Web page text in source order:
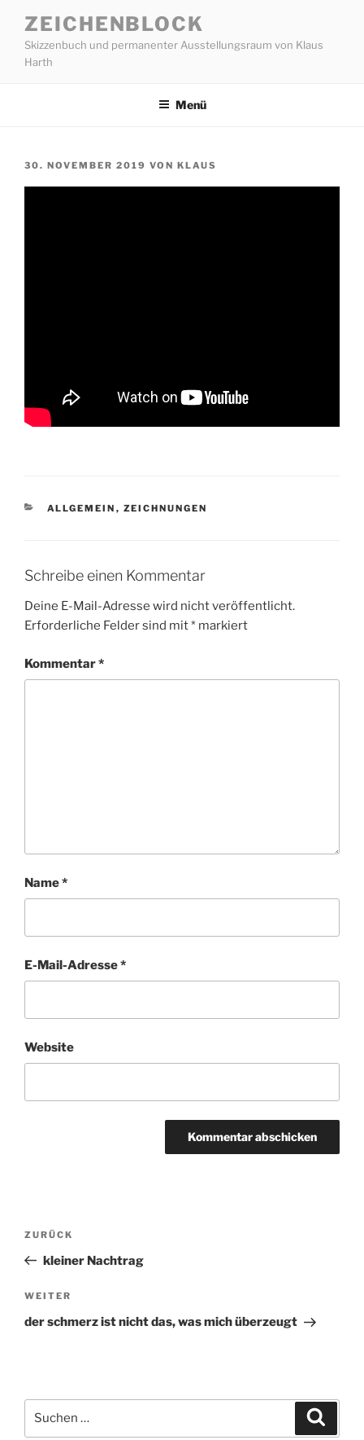
Inhalt
springen
ZEICHENBLOCK
Skizzenbuch und permanenter Ausstellungsraum von Klaus
Harth
Menü
VERÖFFENTLICHT
30. NOVEMBER 2019 VON KLAUS
KATEGORIEN
ALLGEMEIN , ZEICHNUNGEN
Schreibe einen Kommentar
Deine E-Mail-Adresse wird nicht veröffentlicht.
Erforderliche Felder sind mit* markiert
Kommentar*
Name*
E-Mail-Adresse*
Website
Beitragsnavigation
Vorheriger
Beitrag
ZURÜCK
kleiner Nachtrag
Nächster
Beitrag
WEITER
der schmerz ist nicht das, was mich überzeugt
Suchen